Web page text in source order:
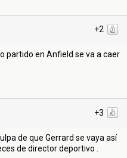
+2
partido en Anfield se va a caer
+3
de que Gerrard se vaya así
de director deportivo .